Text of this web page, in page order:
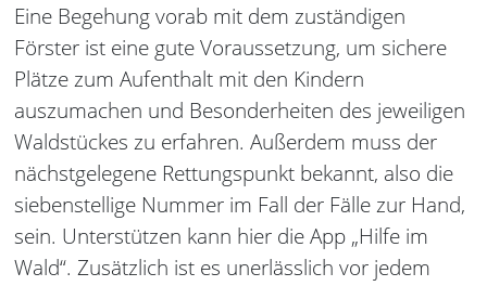
Eine Begehung vorab mit dem zuständigen
Förster ist eine gute Voraussetzung, um sichere
Plätze zum Aufenthalt mit den Kindern
auszumachen und Besonderheiten des jeweiligen
Waldstückes zu erfahren. Außerdem muss der
nächstgelegene Rettungspunkt bekannt, also die
siebenstellige Nummer im Fall der Fälle zur Hand,
sein. Unterstützen kann hier die App „Hilfe im
Wald“. Zusätzlich ist es unerlässlich vor jedem